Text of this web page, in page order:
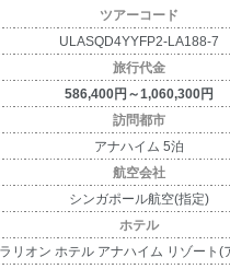
ツアーコード
ULASQD4YYFP2-LA188-7
旅行代金
586,400円～1,060,300円
訪問都市
アナハイム 5泊
航空会社
シンガポール航空(指定)
ホテル
リオン ホテル アナハイム リゾート(